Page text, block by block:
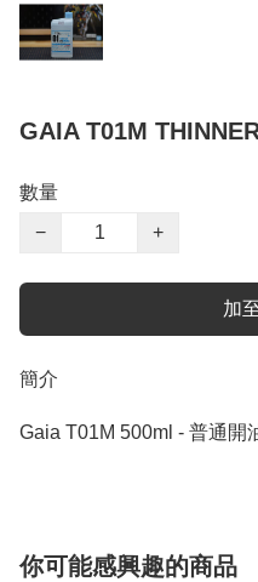
GAIA T01M
數量
−
+
加
簡介
Gaia T01M 500ml - 普通開
你可能感興趣的商品